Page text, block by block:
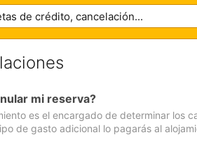
mi reserva?
es el encargado de determinar los
de gasto adicional lo pagarás al